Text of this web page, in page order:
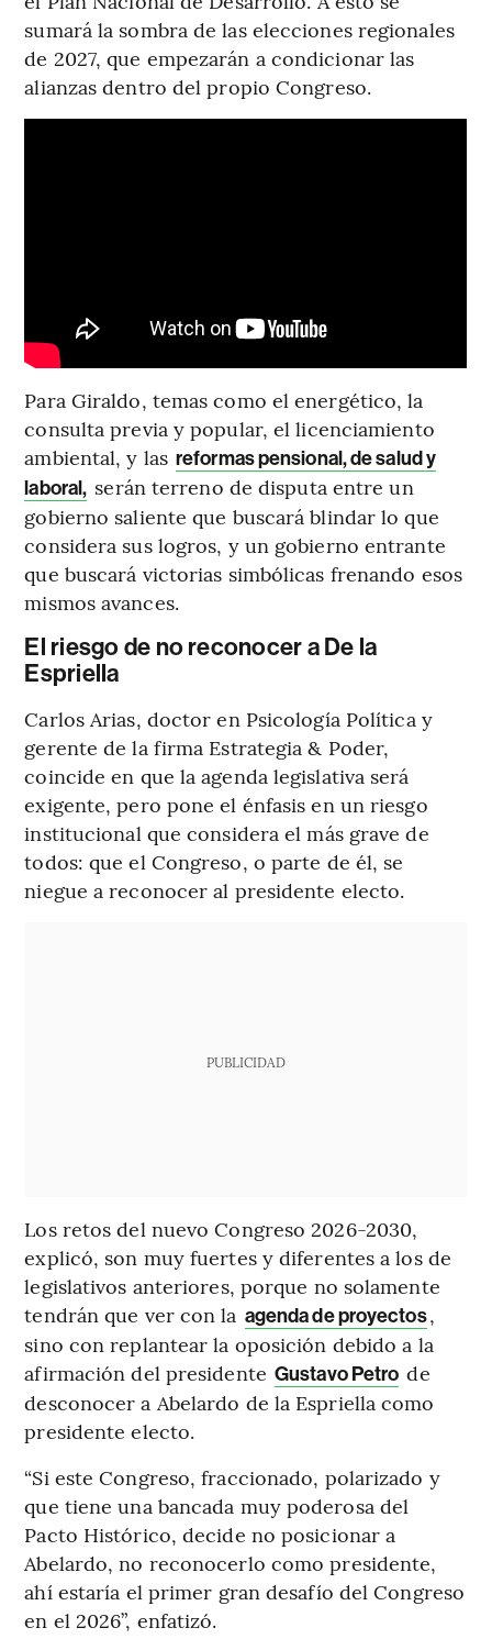
sumará la sombra de las elecciones regionales
de 2027, que empezarán a condicionar las
alianzas dentro del propio Congreso.
Para Giraldo, temas como el energético, la
consulta previa y popular, el licenciamiento
ambiental, y las reformas pensional, de salud y
laboral, serán terreno de disputa entre un
gobierno saliente que buscará blindar lo que
considera sus logros, y un gobierno entrante
que buscará victorias simbólicas frenando esos
mismos avances.
El riesgo de no reconocer a De la
Espriella
Carlos Arias, doctor en Psicología Política y
gerente de la firma Estrategia & Poder,
coincide en que la agenda legislativa será
exigente, pero pone el énfasis en un riesgo
institucional que considera el más grave de
todos: que el Congreso, o parte de él, se
niegue a reconocer al presidente electo.
PUBLICIDAD
Los retos del nuevo Congreso 2026-2030,
explicó, son muy fuertes y diferentes a los de
legislativos anteriores, porque no solamente
tendrán que ver con la agenda de proyectos,
sino con replantear la oposición debido a la
afirmación del presidente Gustavo Petro de
desconocer a Abelardo de la Espriella como
presidente electo.
“Si este Congreso, fraccionado, polarizado y
que tiene una bancada muy poderosa del
Pacto Histórico, decide no posicionar a
Abelardo, no reconocerlo como presidente,
ahí estaría el primer gran desafío del Congreso
en el 2026”, enfatizó.